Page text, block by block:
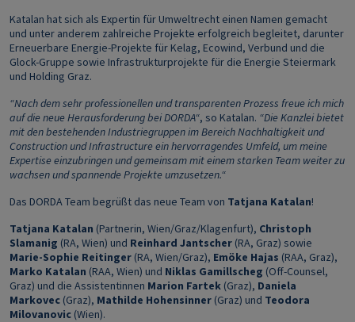
Katalan hat sich als Expertin für Umweltrecht einen Namen gemacht
und unter anderem zahlreiche Projekte erfolgreich begleitet, darunter
Erneuerbare Energie-Projekte für Kelag, Ecowind, Verbund und die
Glock-Gruppe sowie Infrastrukturprojekte für die Energie Steiermark
und Holding Graz.
“Nach dem sehr professionellen und transparenten Prozess freue ich mich
auf die neue Herausforderung bei DORDA“, so Katalan. “Die Kanzlei bietet
mit den bestehenden Industriegruppen im Bereich Nachhaltigkeit und
Construction und Infrastructure ein hervorragendes Umfeld, um meine
Expertise einzubringen und gemeinsam mit einem starken Team weiter zu
wachsen und spannende Projekte umzusetzen.“
Das DORDA Team begrüßt das neue Team von Tatjana Katalan!
Tatjana Katalan (Partnerin, Wien/Graz/Klagenfurt), Christoph
Slamanig (RA, Wien) und Reinhard Jantscher (RA, Graz) sowie
Marie-Sophie Reitinger (RA, Wien/Graz), Emöke Hajas (RAA, Graz),
Marko Katalan (RAA, Wien) und Niklas Gamillscheg (Off-Counsel,
Graz) und die Assistentinnen Marion Fartek (Graz), Daniela
Markovec (Graz), Mathilde Hohensinner (Graz) und Teodora
Milovanovic (Wien).